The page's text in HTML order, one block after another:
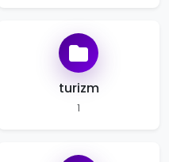
turizm
1